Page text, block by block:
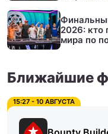
2026: кто
мира по
Ближайшие
15:27 - 10 АВГУСТА